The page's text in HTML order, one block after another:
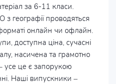
за 6-11 класи.
з географії проводяться
онлайн чи офлайн.
доступна ціна, сучасні
насичена та грамотно
усе це є запорукою
Наші випускники –